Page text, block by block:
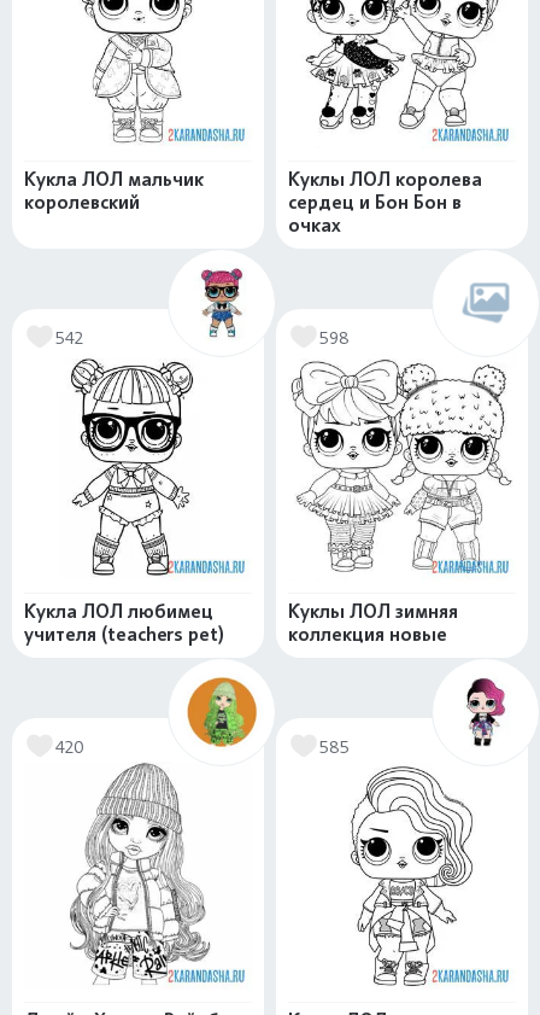
Кукла ЛОЛ мальчик
королевский
Куклы ЛОЛ королева
сердец и Бон Бон в
очках
542
Кукла ЛОЛ любимец
учителя (teachers pet)
598
Куклы ЛОЛ зимняя
коллекция новые
420 585